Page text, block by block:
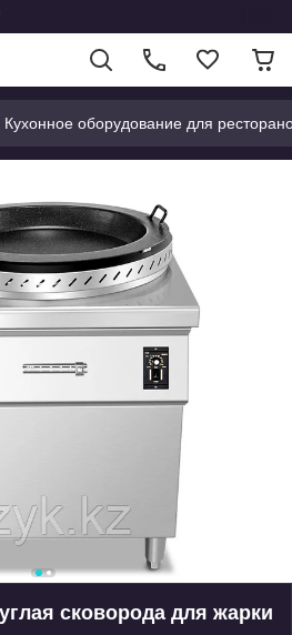
Кухонное оборудование для
сковорода для жарки